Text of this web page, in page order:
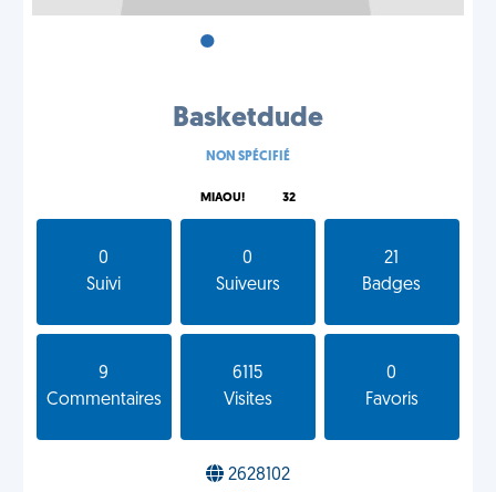
•
Basketdude
NON SPÉCIFIÉ
MIAOU! 32
0
Suivi
0
Suiveurs
21
Badges
9
Commentaires
6115
Visites
0
Favoris
2628102